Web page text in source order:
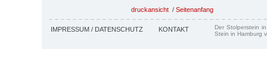
druckansicht / Seitenanfang
IMPRESSUM / DATENSCHUTZ KONTAKT
Der Stolperstein
Stein in Hamburg